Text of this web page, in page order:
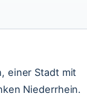
einer Stadt mit
Niederrhein.